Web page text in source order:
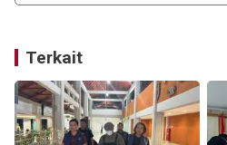
Terkait